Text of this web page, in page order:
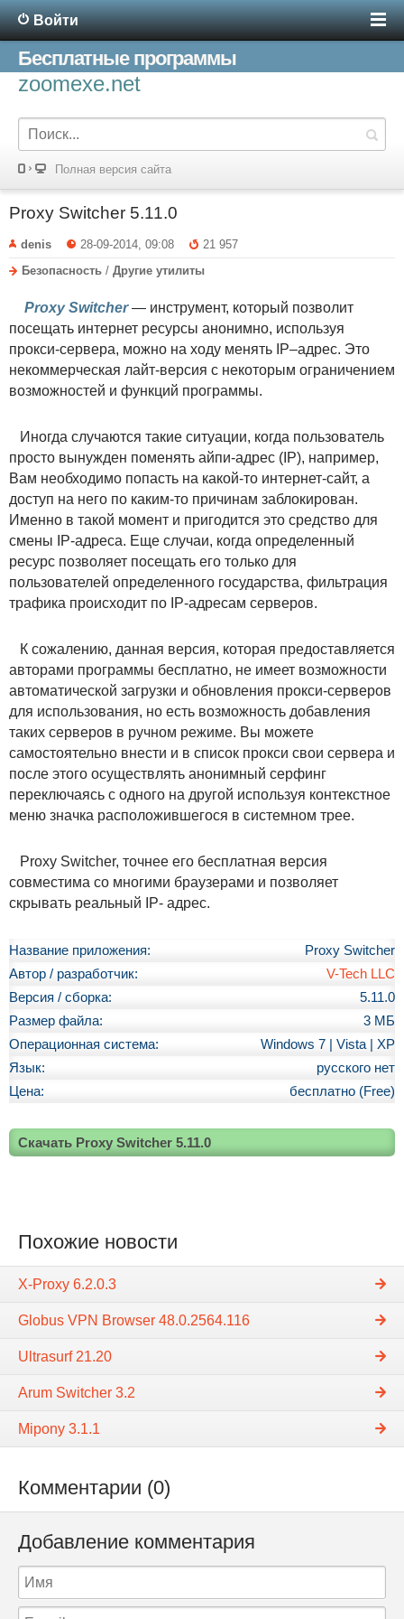
Войти
Бесплатные программы
zoomexe.net
Полная версия сайта
Proxy Switcher 5.11.0
denis 28-09-2014, 09:08
21 957
Безопасность / Другие утилиты
Proxy Switcher— инструмент, который позволит
посещать интернет ресурсы анонимно, используя
прокси-сервера, можно на ходу менять IP–адрес. Это
некоммерческая лайт-версия с некоторым ограничением
возможностей и функций программы.
Иногда случаются такие ситуации, когда пользователь
просто вынужден поменять айпи-адрес (IP), например,
Вам необходимо попасть на какой-то интернет-сайт, а
доступ на него по каким-то причинам заблокирован.
Именно в такой момент и пригодится это средство для
смены IP-адреса. Еще случаи, когда определенный
ресурс позволяет посещать его только для
пользователей определенного государства, фильтрация
трафика происходит по IP-адресам серверов.
К сожалению, данная версия, которая предоставляется
авторами программы бесплатно, не имеет возможности
автоматической загрузки и обновления прокси-серверов
для использования, но есть возможность добавления
таких серверов в ручном режиме. Вы можете
самостоятельно внести и в список прокси свои сервера и
после этого осуществлять анонимный серфинг
переключаясь с одного на другой используя контекстное
меню значка расположившегося в системном трее.
Proxy Switcher, точнее его бесплатная версия
совместима со многими браузерами и позволяет
скрывать реальный IP- адрес.
Название приложения:
Proxy Switcher
Автор / разработчик:
V-Tech LLC
Версия / сборка:
5.11.0
Размер файла:
3 МБ
Операционная система:
Windows 7 | Vista | XP
Язык:
русского нет
Цена:
бесплатно (Free)
Скачать Proxy Switcher 5.11.0
Похожие новости
X-Proxy 6.2.0.3
Globus VPN Browser 48.0.2564.116
Ultrasurf 21.20
Arum Switcher 3.2
Mipony 3.1.1
Комментарии (0)
Добавление комментария